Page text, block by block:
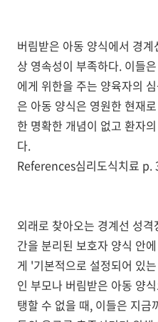
버림받은 아동 양식에서 경
상 영속성이 부족하다. 이들
에게 위한을 주는 양육자의
은 아동 양식은 영원한 현재
한 명확한 개념이 없고 환자
다.
References심리도식치료 p.
외래로 찾아오는 경계선 성
간을 분리된 보호자 양식 안
게 '기본적으로 설정되어 있
인 부모나 버림받은 아동 양
탱할 수 없을 때, 이들은 지금